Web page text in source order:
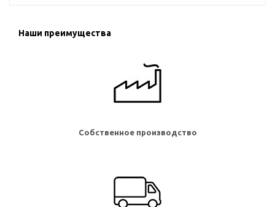
Наши преимущества
Собственное производство